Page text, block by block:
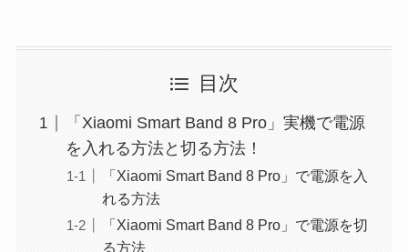
目次
「Xiaomi Smart Band 8 Pro」実機で電源
を入れる方法と切る方法！
「Xiaomi Smart Band 8 Pro」で電源を入
れる方法
「Xiaomi Smart Band 8 Pro」で電源を切
る方法